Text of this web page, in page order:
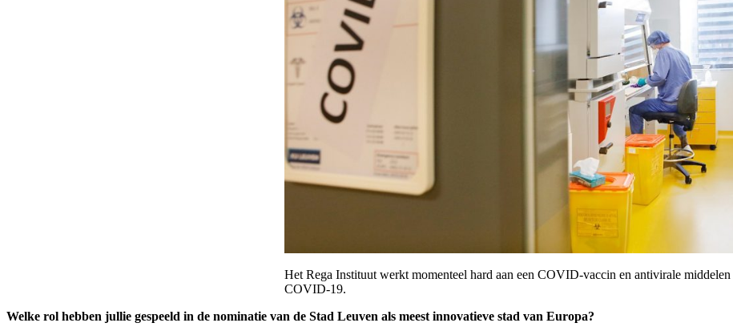
Het Rega Instituut werkt momenteel hard aan een COVID-vaccin en antivirale middelen
COVID-19.
Welke rol hebben jullie gespeeld in de nominatie van de Stad Leuven als meest innovatieve stad van Europa?